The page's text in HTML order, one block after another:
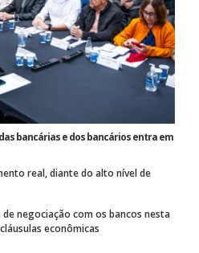
bancárias e dos bancários entra em
real, diante do alto nível de
negociação com os bancos nesta
econômicas